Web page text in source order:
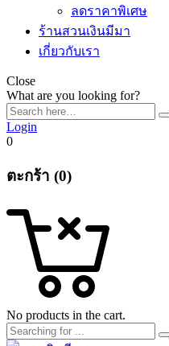
ลดราคาพิเศษ
ร้านสวนเงินมีมา
เกี่ยวกับเรา
Close
What are you looking for?
Login
0
ตะกร้า (0)
No products in the cart.